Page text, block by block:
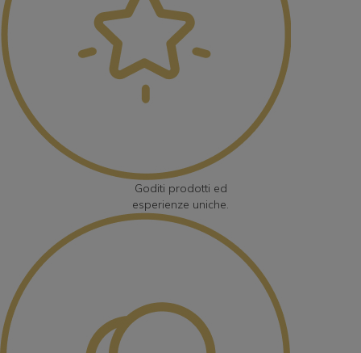
Thai - ภาษาไทย
United Arab Emirates
United Kingdom
United States
Goditi prodotti ed
esperienze uniche